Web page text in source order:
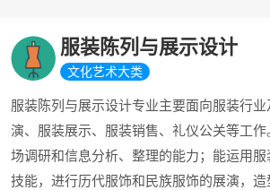
服装陈列与展示设计
文化艺术大类
服装陈列与展示设计专业主要面向服装行
演、服装展示、服装销售、礼仪公关等工
场调研和信息分析、整理的能力；能运用
技能，进行历代服饰和民族服饰的展演，